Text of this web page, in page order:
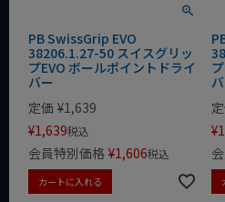
PB SwissGrip EVO
38206.1.27-50 スイスグリッ
プEVO ボールポイントドライ
バー
定価 ¥1,639
¥1,639税込
会員特別価格 ¥1,606税込
カートに入れる
¥